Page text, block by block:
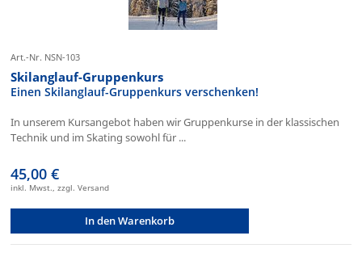
Art.-Nr. NSN-103
Skilanglauf-Gruppenkurs
Einen Skilanglauf-Gruppenkurs verschenken!
In unserem Kursangebot haben wir Gruppenkurse in der klassischen
Technik und im Skating sowohl für ...
45,00 €
inkl. Mwst., zzgl. Versand
In den Warenkorb